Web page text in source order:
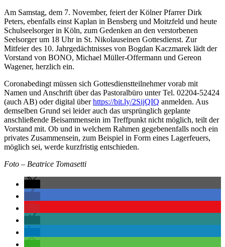
Am Samstag, dem 7. November, feiert der Kölner Pfarrer Dirk
Peters, ebenfalls einst Kaplan in Bensberg und Moitzfeld und heute
Schulseelsorger in Köln, zum Gedenken an den verstorbenen
Seelsorger um 18 Uhr in St. Nikolauseinen Gottesdienst. Zur
Mitfeier des 10. Jahrgedächtnisses von Bogdan Kaczmarek lädt der
Vorstand von BONO, Michael Müller-Offermann und Gereon
Wagener, herzlich ein.
Coronabedingt müssen sich Gottesdienstteilnehmer vorab mit
Namen und Anschrift über das Pastoralbüro unter Tel. 02204-52424
(auch AB) oder digital überhttps://bit.ly/2SijQIQ anmelden. Aus
demselben Grund sei leider auch das ursprünglich geplante
anschließende Beisammensein im Treffpunkt nicht möglich, teilt der
Vorstand mit. Ob und in welchem Rahmen gegebenenfalls noch ein
privates Zusammensein, zum Beispiel in Form eines Lagerfeuers,
möglich sei, werde kurzfristig entschieden.
Foto – Beatrice Tomasetti